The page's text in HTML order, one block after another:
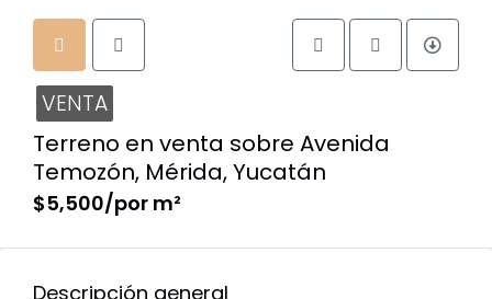
VENTA
Terreno en venta sobre Avenida
Temozón, Mérida, Yucatán
$5,500/por m²
Descripción general